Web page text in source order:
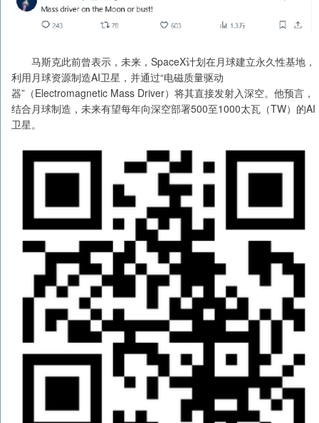
马斯克此前曾表示，未来，SpaceX计划在月球建立永久性基地，
利用月球资源制造AI卫星，并通过“电磁质量驱动
器”（Electromagnetic Mass Driver）将其直接发射入深空。他预言，
结合月球制造，未来有望每年向深空部署500至1000太瓦（TW）的AI
卫星。